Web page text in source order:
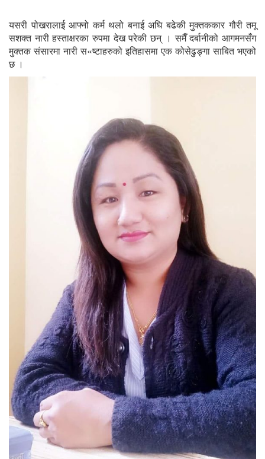
यसरी पोखरालाई आफ्नो कर्म थलो बनाई अघि बढेकी मुक्तककार गौरी तमू
सशक्त नारी हस्ताक्षरका रुपमा देख परेकी छन् । समैँ दर्बानीको आगमनसँग
मुक्तक संसारमा नारी स«ष्टाहरुको इतिहासमा एक कोसेढुङ्गा साबित भएको
छ ।